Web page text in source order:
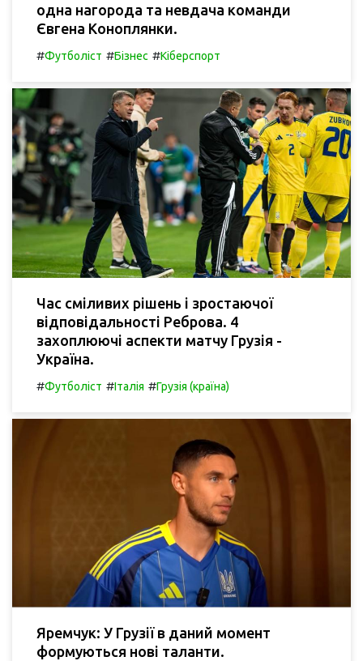
одна нагорода та невдача команди
Євгена Коноплянки.
#Футболіст #Бізнес #Кіберспорт
Час сміливих рішень і зростаючої
відповідальності Реброва. 4
захоплюючі аспекти матчу Грузія -
Україна.
#Футболіст #Італія #Грузія (країна)
Яремчук: У Грузії в даний момент
формуються нові таланти.